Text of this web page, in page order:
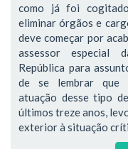
como já foi
eliminar órgãos e
deve começar por
assessor especial
República para
de se lembrar que
atuação desse tipo
últimos treze anos,
exterior à situação